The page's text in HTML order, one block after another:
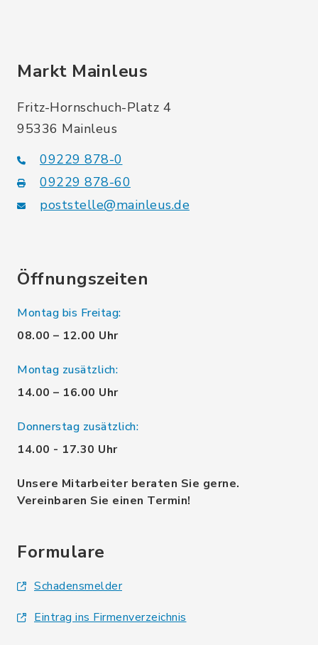
Markt Mainleus
Fritz-Hornschuch-Platz 4
95336 Mainleus
09229 878-0
09229 878-60
poststelle@mainleus.de
Öffnungszeiten
Montag bis Freitag:
08.00 – 12.00 Uhr
Montag zusätzlich:
14.00 – 16.00 Uhr
Donnerstag zusätzlich:
14.00 - 17.30 Uhr
Unsere Mitarbeiter beraten Sie gerne.
Vereinbaren Sie einen Termin!
Formulare
Schadensmelder
Eintrag ins Firmenverzeichnis